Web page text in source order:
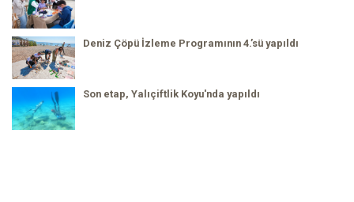
Deniz Çöpü İzleme Programının 4.’sü yapıldı
Son etap, Yalıçiftlik Koyu'nda yapıldı